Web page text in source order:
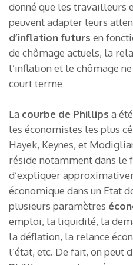
donné que les travailleurs
peuvent adapter leurs
d’inflation futurs en
de chômage actuels, la
l’inflation et le chômage
court terme
La courbe de Phillips a
les économistes les plus
Hayek, Keynes, et
réside notamment dans le
d’expliquer
économique dans un Etat
plusieurs paramètres
emploi, la liquidité, la
la déflation, la relance
l’état, etc. De fait, on peut